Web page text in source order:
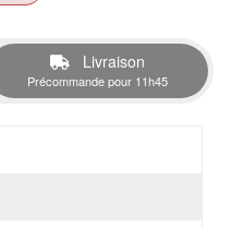
Livraison
Précommande pour 11h45